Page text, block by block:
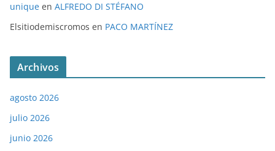
unique en ALFREDO DI STÉFANO
Elsitiodemiscromos en PACO MARTÍNEZ
Archivos
agosto 2026
julio 2026
junio 2026